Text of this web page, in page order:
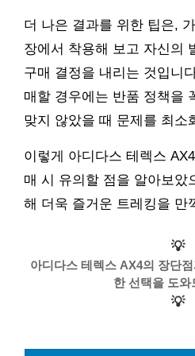
더 나은 결과를 위한 팁은,
장에서 착용해 보고 자신의
구매 결정을 내리는 것입니
매할 경우에는 반품 정책을
맞지 않았을 때 문제를 최소
이렇게 아디다스 테렉스
매 시 유의할 점을 알아보았
해 더욱 즐거운 트레킹을 만
💡
아디다스 테렉스 AX4의 장단
한 선택을 도와
💡